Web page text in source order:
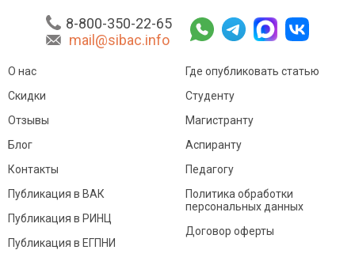
8-800-350-22-65
mail@sibac.info
О нас
Скидки
Отзывы
Блог
Контакты
Где опубликовать статью
Студенту
Магистранту
Аспиранту
Педагогу
Публикация в ВАК
Публикация в РИНЦ
Публикация в ЕГПНИ
Политика обработки
персональных данных
Договор оферты